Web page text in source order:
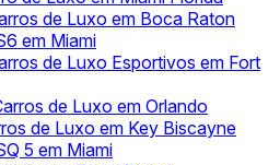
de Luxo em Boca Raton
em Miami
de Luxo Esportivos em Fort
de Luxo em Orlando
de Luxo em Key Biscayne
5 em Miami